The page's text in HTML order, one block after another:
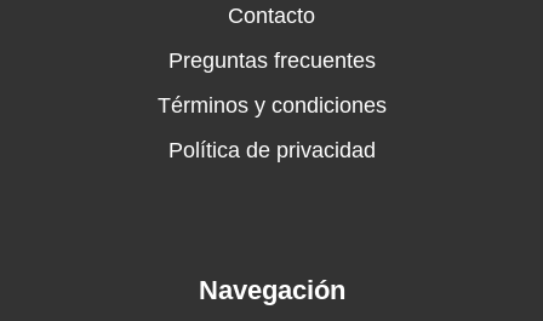
Contacto
Preguntas frecuentes
Términos y condiciones
Política de privacidad
Navegación